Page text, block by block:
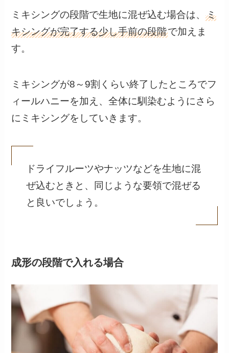
ミキシングの段階で生地に混ぜ込む場合は、ミ
キシングが完了する少し手前の段階で加えま
す。
ミキシングが8～9割くらい終了したところでフ
ィールハニーを加え、全体に馴染むようにさら
にミキシングをしていきます。
ドライフルーツやナッツなどを生地に混
ぜ込むときと、同じような要領で混ぜる
と良いでしょう。
成形の段階で入れる場合